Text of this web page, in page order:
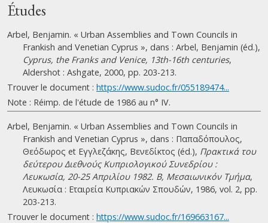
Études
Arbel, Benjamin. « Urban Assemblies and Town Councils in
Frankish and Venetian Cyprus », dans : Arbel, Benjamin (éd.),
Cyprus, the Franks and Venice, 13th-16th centuries,
Aldershot : Ashgate, 2000, pp. 203-213.
Trouver le document : https://www.sudoc.fr/055189474...
Note : Réimp. de l'étude de 1986 au n° IV.
Arbel, Benjamin. « Urban Assemblies and Town Councils in
Frankish and Venetian Cyprus », dans : Παπαδόπουλος,
Θεόδωρος et Εγγλεζάκης, Βενεδίκτος (éd.), Πρακτικά του
δεύτερου Διεθνούς Κυπριολογικού Συνεδρίου :
Λευκωσία, 20-25 Απριλίου 1982. B, Μεσαιωνικόν Τμήμα,
Λευκωσία : Εταιρεία Κυπριακών Σπουδών, 1986, vol. 2, pp.
203-213.
Trouver le document : https://www.sudoc.fr/169663167...